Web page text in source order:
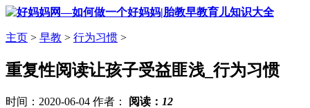
主页 > 早教 > 行为习惯 >
重复性阅读让孩子受益匪浅_行为习惯
时间：2020-06-04 作者： 阅读： 12